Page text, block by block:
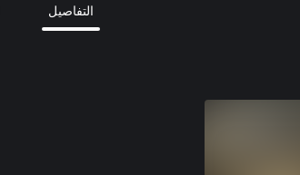
التفاصيل